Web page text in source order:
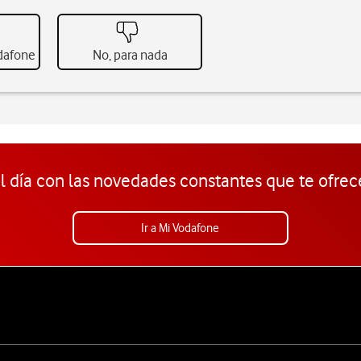
No, para nada
día con las novedades constantes que te
Ir a Mi Vodafone